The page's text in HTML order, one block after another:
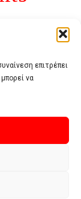
επιτρέπει
να
το αντίθετο της